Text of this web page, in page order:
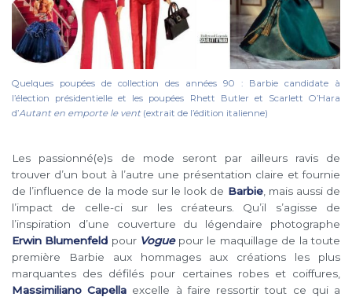
Quelques poupées de collection des années 90 : Barbie candidate à
l’élection présidentielle et les poupées Rhett Butler et Scarlett O’Hara
d’Autant en emporte le vent(extrait de l’édition italienne)
Les passionné(e)s de mode seront par ailleurs ravis de
trouver d’un bout à l’autre une présentation claire et fournie
de l’influence de la mode sur le look de Barbie, mais aussi de
l’impact de celle-ci sur les créateurs. Qu’il s’agisse de
l’inspiration d’une couverture du légendaire photographe
Erwin Blumenfeld pour Voguepour le maquillage de la toute
première Barbie aux hommages aux créations les plus
marquantes des défilés pour certaines robes et coiffures,
Massimiliano Capella excelle à faire ressortir tout ce qui a